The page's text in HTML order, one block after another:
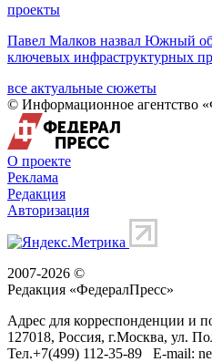
проекты
Павел Малков назвал Южный
ключевых инфраструктурных
все актуальные сюжеты
© Информационное агентство
О проекте
Реклама
Редакция
Авторизация
2007-2026 ©
Редакция «ФедералПресс»
Адрес для корреспонденции и
127018, Россия, г.Москва, ул.
Тел.+7(499) 112-35-89 E-mail: